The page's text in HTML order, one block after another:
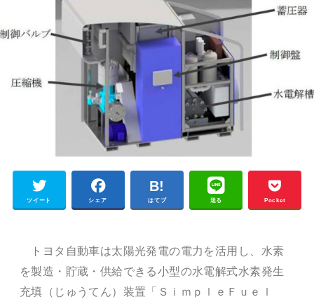
ツイート シェア はてブ 送る Pocket
トヨタ自動車は太陽光発電の電力を活用し、水素
を製造・貯蔵・供給できる小型の水電解式水素発生
充填（じゅうてん）装置「ＳｉｍｐｌｅＦｕｅｌ